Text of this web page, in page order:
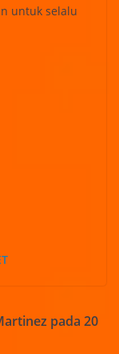
untuk selalu
pada 20